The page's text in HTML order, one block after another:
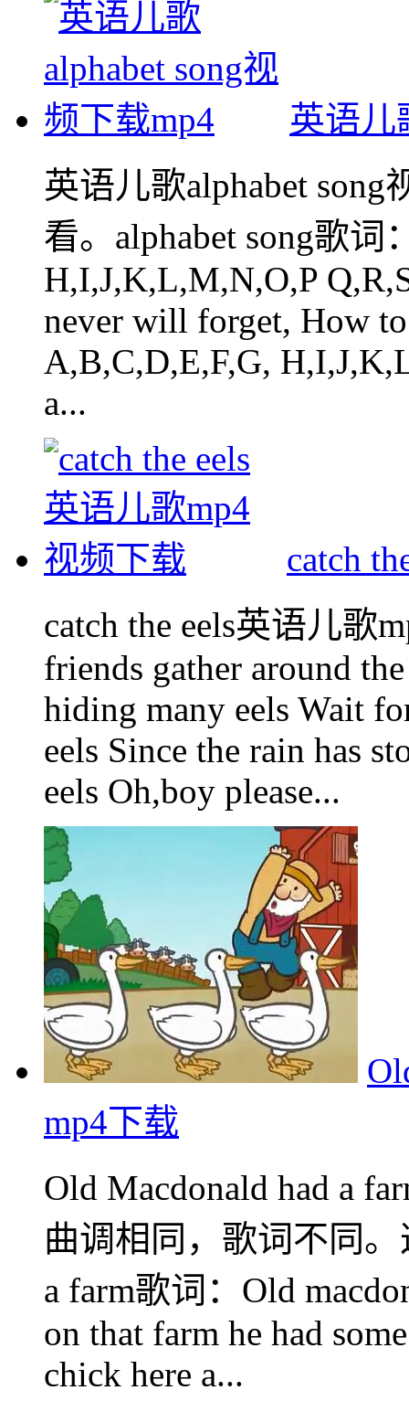
英语儿
英语儿歌alphabet
看。alphabet song歌词
H,I,J,K,L,M,N,O,P
never will forget, How
A,B,C,D,E,F,G,
a...
catch
catch the eels英语儿歌
friends gather around
hiding many eels Wait
eels Since the rain has
eels Oh,boy please...
mp4下载
Old Macdonald had a
曲调相同，歌词不同。
a farm歌词：Old
on that farm he had
chick here a...